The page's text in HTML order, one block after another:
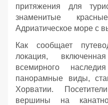
притяжения для
знаменитые
Адриатическое море с
Как сообщает
локация,
всемирного
панорамные виды,
Хорватии.
вершины на